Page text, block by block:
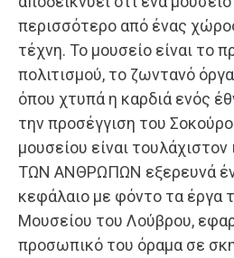
περισσότερο από ένας
τέχνη. Το μουσείο είναι το
πολιτισμού, το ζωντανό
όπου χτυπά η καρδιά ενός
την προσέγγιση του
μουσείου είναι
ΤΩΝ ΑΝΘΡΩΠΩΝ εξερευνά
κεφάλαιο με φόντο τα έργα
Μουσείου του Λούβρου,
προσωπικό του όραμα σε